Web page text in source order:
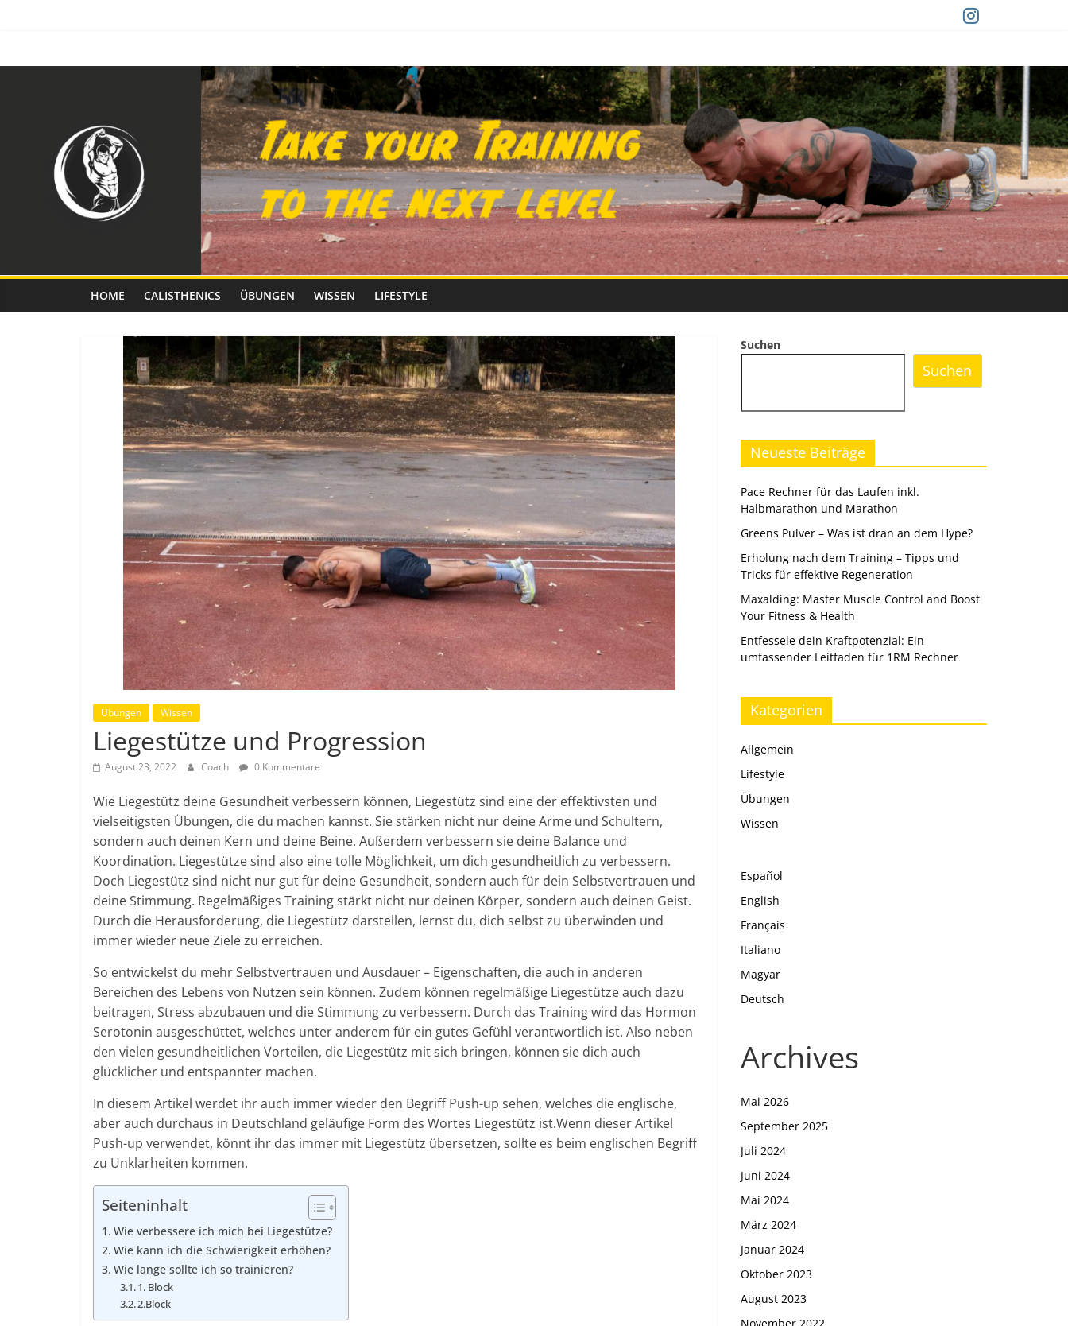
Calisthenics
HOME CALISTHENICS ÜBUNGEN WISSEN LIFESTYLE
Übungen Wissen
Liegestütze und Progression
August 23, 2022 Coach 0 Kommentare
Wie Liegestütz deine Gesundheit verbessern können, Liegestütz sind eine der effektivsten und
vielseitigsten Übungen, die du machen kannst. Sie stärken nicht nur deine Arme und Schultern,
sondern auch deinen Kern und deine Beine. Außerdem verbessern sie deine Balance und
Koordination. Liegestütze sind also eine tolle Möglichkeit, um dich gesundheitlich zu verbessern.
Doch Liegestütz sind nicht nur gut für deine Gesundheit, sondern auch für dein Selbstvertrauen und
deine Stimmung. Regelmäßiges Training stärkt nicht nur deinen Körper, sondern auch deinen Geist.
Durch die Herausforderung, die Liegestütz darstellen, lernst du, dich selbst zu überwinden und
immer wieder neue Ziele zu erreichen.
So entwickelst du mehr Selbstvertrauen und Ausdauer – Eigenschaften, die auch in anderen
Bereichen des Lebens von Nutzen sein können. Zudem können regelmäßige Liegestütze auch dazu
beitragen, Stress abzubauen und die Stimmung zu verbessern. Durch das Training wird das Hormon
Serotonin ausgeschüttet, welches unter anderem für ein gutes Gefühl verantwortlich ist. Also neben
den vielen gesundheitlichen Vorteilen, die Liegestütz mit sich bringen, können sie dich auch
glücklicher und entspannter machen.
In diesem Artikel werdet ihr auch immer wieder den Begriff Push-up sehen, welches die englische,
aber auch durchaus in Deutschland geläufige Form des Wortes Liegestütz ist.Wenn dieser Artikel
Push-up verwendet, könnt ihr das immer mit Liegestütz übersetzen, sollte es beim englischen Begriff
zu Unklarheiten kommen.
Seiteninhalt
Wie verbessere ich mich bei Liegestütze?
Wie kann ich die Schwierigkeit erhöhen?
Wie lange sollte ich so trainieren?
1. Block
2.Block
Suchen
Suchen
Neueste Beiträge
Pace Rechner für das Laufen inkl.
Halbmarathon und Marathon
Greens Pulver – Was ist dran an dem Hype?
Erholung nach dem Training – Tipps und
Tricks für effektive Regeneration
Maxalding: Master Muscle Control and Boost
Your Fitness & Health
Entfessele dein Kraftpotenzial: Ein
umfassender Leitfaden für 1RM Rechner
Kategorien
Allgemein
Lifestyle
Übungen
Wissen
Español
English
Français
Italiano
Magyar
Deutsch
Archives
Mai 2026
September 2025
Juli 2024
Juni 2024
Mai 2024
März 2024
Januar 2024
Oktober 2023
August 2023